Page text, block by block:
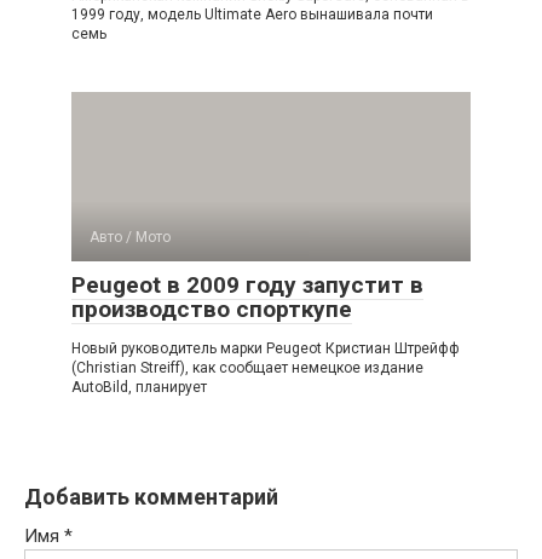
1999 году, модель Ultimate Aero вынашивала почти
семь
Авто / Мото
Peugeot в 2009 году запустит в
производство спорткупе
Новый руководитель марки Peugeot Кристиан Штрейфф
(Christian Streiff), как сообщает немецкое издание
AutoBild, планирует
Добавить комментарий
Имя *